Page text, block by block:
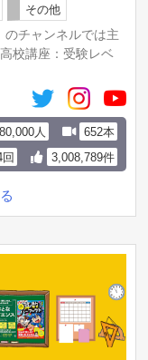
その他
のチャンネルでは主
校講座：受験レベ
人
652本
3,008,789件